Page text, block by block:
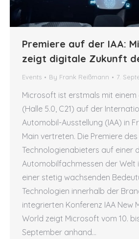
Premiere auf der IAA:
zeigt digitale Zukunft
Events By Frank Reißmann 7.
Microsoft ist erstmals mit einem
(Halle 5.0, C21) auf der
Automobil-Ausstellung (IAA) in
Main vertreten. Die Premiere des
Technologienabieters auf einer
Automobilfachmessen der Welt
einer stetig wachsenden
Technologien innerhalb der
integrierten Konferenz IAA New
World zeigt Microsoft vom 10.
September anhand…